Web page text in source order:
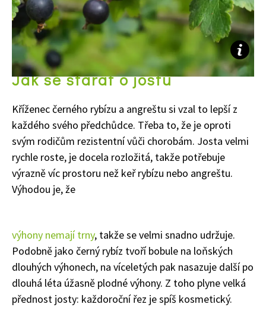
Naše krásná zahrada
Jak se starat o jostu
Kříženec černého rybízu a angreštu si vzal to lepší z
každého svého předchůdce. Třeba to, že je oproti
svým rodičům rezistentní vůči chorobám. Josta velmi
rychle roste, je docela rozložitá, takže potřebuje
výrazně víc prostoru než keř rybízu nebo angreštu.
Výhodou je, že
výhony nemají trny, takže se velmi snadno udržuje.
Podobně jako černý rybíz tvoří bobule na loňských
dlouhých výhonech, na víceletých pak nasazuje další po
dlouhá léta úžasně plodné výhony. Z toho plyne velká
přednost josty: každoroční řez je spíš kosmetický.